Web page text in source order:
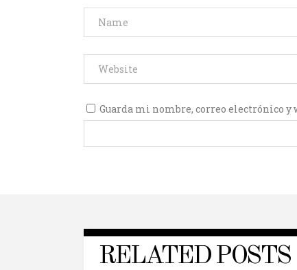
Guarda mi nombre, correo electrónico y
RELATED POSTS